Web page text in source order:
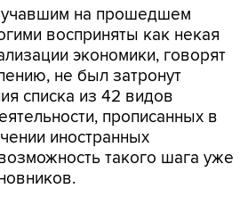
на прошедшем
восприняты как некая
экономики, говорят
не был затронут
списка из 42 видов
прописанных в
иностранных
такого шага уже